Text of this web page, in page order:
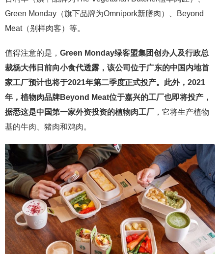
Green Monday（旗下品牌为Omnipork新膳肉）、Beyond
Meat（别样肉客）等。
值得注意的是， Green Monday绿客盟集团创办人及行政总
裁杨大伟日前向小食代透露，该公司位于广东的中国内地首
家工厂预计也将于2021年第二季度正式投产。此外，2021
年，植物肉品牌Beyond Meat位于嘉兴的工厂也即将投产，
据悉这是中国第一家外资投资的植物肉工厂 ，它将生产植物
基的牛肉、猪肉和鸡肉。